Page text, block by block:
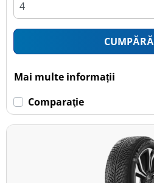
CUMPĂRĂ
Mai multe informații
Comparaţie